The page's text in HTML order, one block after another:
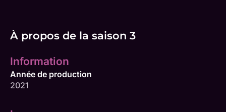
À propos de la saison 3
Information
Année de production
2021